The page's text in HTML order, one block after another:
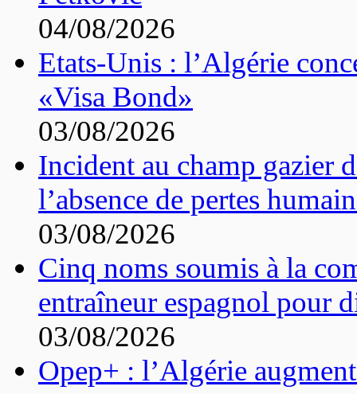
04/08/2026
Etats-Unis : l’Algérie
«Visa Bond»
03/08/2026
Incident au champ gazier
l’absence de pertes
03/08/2026
Cinq noms soumis à la
entraîneur espagnol pour
03/08/2026
Opep+ : l’Algérie